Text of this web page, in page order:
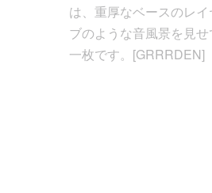
は、重厚なベースのレ
ブのような音風景を見
一枚です。[GRRRDEN]